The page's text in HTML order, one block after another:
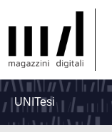
UNITesi